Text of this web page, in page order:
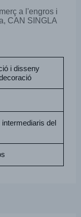
a l'engros i
CAN SINGLA
i disseny
del